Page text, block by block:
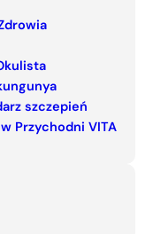
szczepień
Przychodni VITA